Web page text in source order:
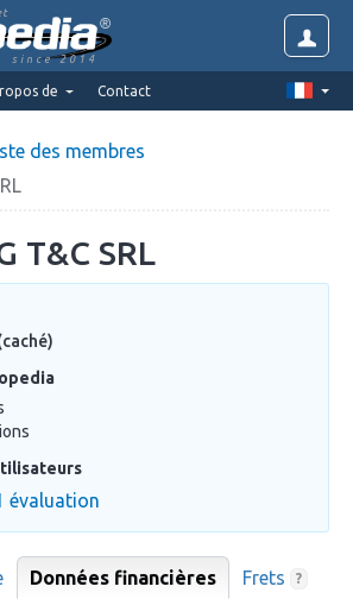
since 2014
de Contact
des membres
T&C SRL
évaluation
Données financières Frets ?